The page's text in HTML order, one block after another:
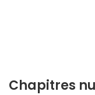
Chapitres